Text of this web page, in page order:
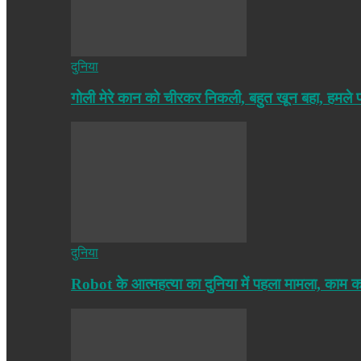
दुनिया
गोली मेरे कान को चीरकर निकली, बहुत खून बहा, हमले
दुनिया
Robot के आत्महत्या का दुनिया में पहला मामला, काम